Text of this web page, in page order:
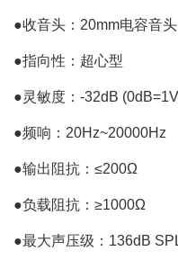
●收音头：20mm电容音头
●指向性：超心型
●灵敏度：-32dB
●频响：20Hz~20000Hz
●输出阻抗：≤200Ω
●负载阻抗：≥1000Ω
●最大声压级：136dB